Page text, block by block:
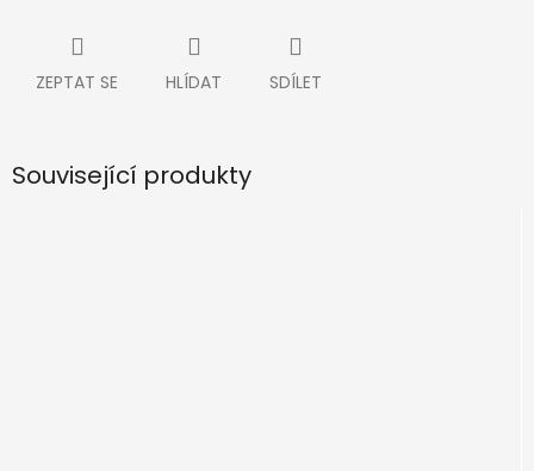
ZEPTAT SE HLÍDAT SDÍLET
Související produkty